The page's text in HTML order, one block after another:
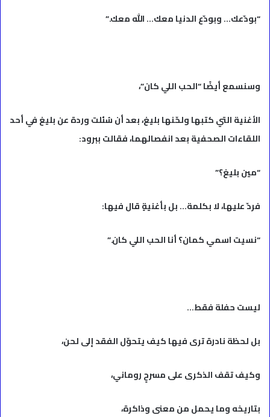
“بودّعك… وبودّع الدنيا معك… الله معك.”
وسنسمع أيضًا “الحب اللي كان”،
الأغنية التي كتبها ولحّنها بليغ، بعد أن سُئلت وردة عن بليغ في أحد
اللقاءات الصحفية بعد انفصالهما، فقالت ببرود:
“مين بليغ؟”
فردّ عليها، لا بكلمة… بل بأغنيةٍ قال فيها:
“نسيت اسمي كمان؟ أنا الحب اللي كان.”
ليست حفلة فقط…
بل لحظة نادرة ترى فيها كيف يتحوّل الفقد إلى لحن،
وكيف تقف الذكرى على مسرحٍ روماني،
بتاريخه وما يحمل من معنى وذاكرة،